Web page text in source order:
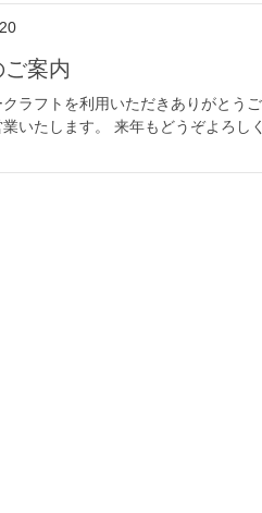
案内
ラフトを利用いただきありがとう
業いたします。 来年もどうぞよろ